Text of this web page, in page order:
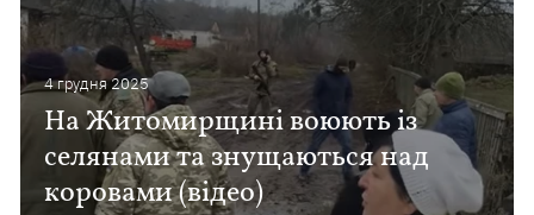
4 грудня 2025
На Житомирщині воюють із
селянами та знущаються над
коровами (відео)